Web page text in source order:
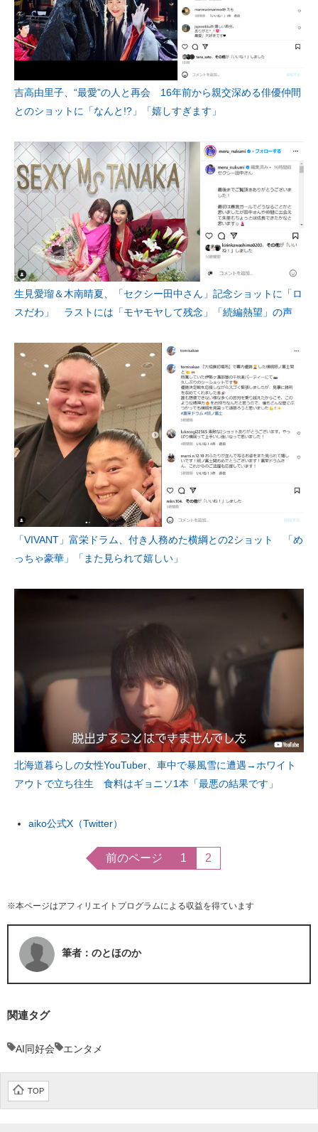
吉高由里子、“最愛”の人と再会 16年前から親交深める俳優仲間
とのショットに「なんと!?」「嬉しすぎます」
生見愛瑠＆木南晴夏、「セクシー田中さん」記念ショットに「ロ
スだわ」 ラストには「モヤモヤして残念」「続編熱望」の声
「VIVANT」富栄ドラム、付き人務めた横綱との2ショット 「め
っちゃ豪華」「また見られて嬉しい」
北海道暮らしの女性YouTuber、車中で暴風雪に遭遇→ホワイト
アウトで立ち往生 食料はギョニソ1本「最悪の結果です」
aiko公式X（Twitter）
前のページ 1 2
※本ページはアフィリエイトプログラムによる収益を得ています
筆者：のとほのか
関連タグ
AI同好会 エンタメ
TOP